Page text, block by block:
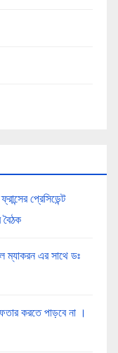
ফ্রান্সের প্রেসিডেন্ট
বৈঠক
ম্যাকরন এর সাথে ডঃ
করতে পাড়বে না ।